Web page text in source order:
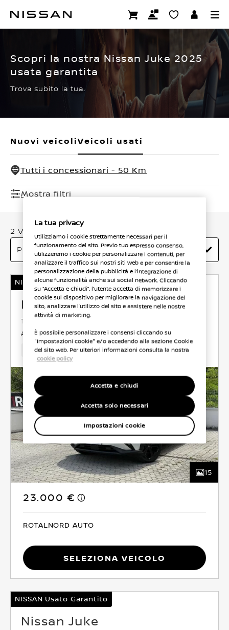
contenuti
CERTIFIED PRE
Scopri la nostra Nissan Juke 2025
usata garantita
Trova subito la tua.
Nuovi veicoliVeicoli usati
Tutti i concessionari - 50 Km
Mostra filtri
2 Veicoli trovati
NISSAN Usato Garantito
Nissan Juke
TEKNA BENZINA
ANTERIORE
AUTOMATICO
15,366 Km Jan 2025 Bianco Benzina
15
23.000 €
ROTALNORD AUTO
Seleziona Veicolo
NISSAN Usato Garantito
Nissan Juke
La tua privacy
Utilizziamo i cookie strettamente necessari per il
funzionamento del sito. Previo tuo espresso consenso,
utilizzeremo i cookie per personalizzare i contenuti, per
analizzare il traffico sui nostri siti web e per consentire la
personalizzazione della pubblicità e l’integrazione di
alcune funzionalità anche sui social network. Cliccando
su “Accetta e chiudi”, l’utente accetta di memorizzare i
cookie sul dispositivo per migliorare la navigazione del
sito, analizzare l’utilizzo del sito e assistere nelle nostre
attività di marketing.
È possibile personalizzare i consensi cliccando su
"Impostazioni cookie" e/o accedendo alla sezione Cookie
del sito web. Per ulteriori informazioni consulta la nostra
cookie policy
Accetta solo necessari
Accetta e chiudi
Impostazioni cookie